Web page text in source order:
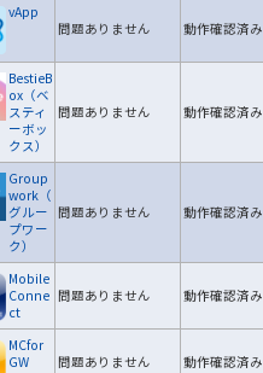
vApp
問題ありません
動作確認済み
BestieB
ox（ベ
スティ
ーボッ
クス）
問題ありません 動作確認済み
Group
work（
グルー
プワー
ク）
問題ありません 動作確認済み
Mobile
Conne
ct
問題ありません 動作確認済み
MCfor
GW
問題ありません 動作確認済み